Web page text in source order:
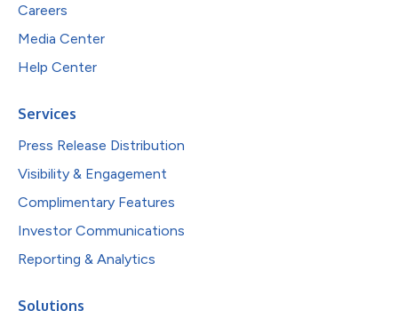
Careers
Media Center
Help Center
Services
Press Release Distribution
Visibility & Engagement
Complimentary Features
Investor Communications
Reporting & Analytics
Solutions